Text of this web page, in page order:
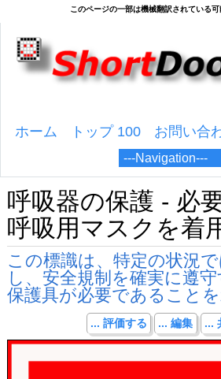
ホーム トップ 100 お問い合
呼吸器の保護 - 必
呼吸用マスクを着
この標識は、特定の状況
し、安全規制を確実に遵
保護具が必要であることを
... 評価する ... 編集 ...